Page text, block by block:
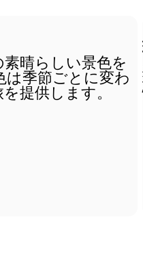
晴らしい景色を
は季節ごとに変わ
提供します。